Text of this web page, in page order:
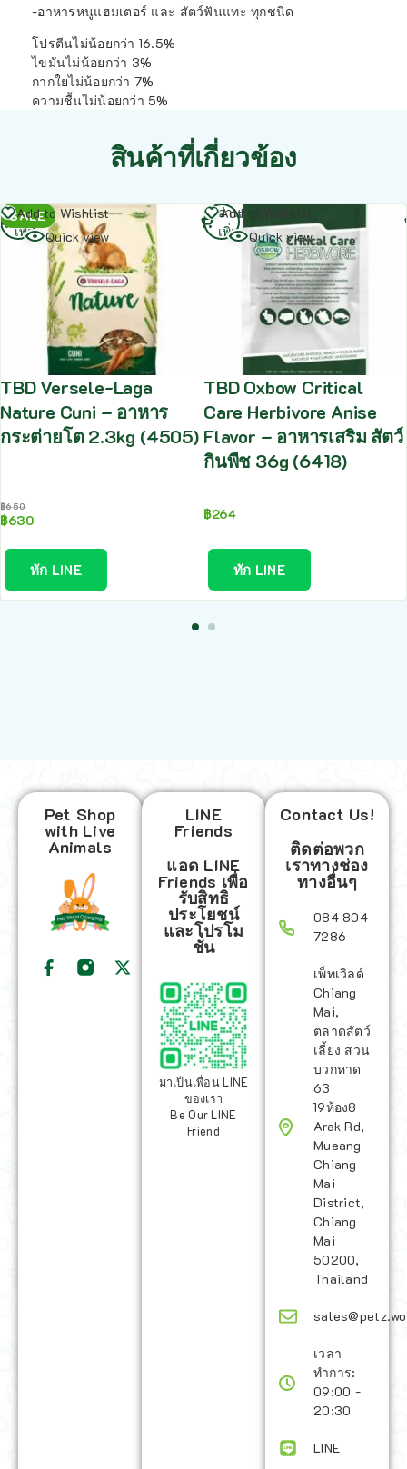
-อาหารหนูแฮมเตอร์ และ สัตว์ฟันแทะ ทุกชนิด
โปรตีนไม่น้อยกว่า 16.5%
ไขมันไม่น้อยกว่า 3%
กากใยไม่น้อยกว่า 7%
ความชื้นไม่น้อยกว่า 5%
สินค้าที่เกี่ยวข้อง
SALE
Add to Wishlist
Quick view
TBD Versele-Laga
Nature Cuni – อาหาร
กระต่ายโต 2.3kg (4505)
฿650
฿630
ทัก LINE
อ่าน
เพิ่ม
Add to Wishlist
Quick view
TBD Oxbow Critical
Care Herbivore Anise
Flavor – อาหารเสริม สัตว์
กินพืช 36g (6418)
฿264
ทัก LINE
อ่าน
เพิ่ม
Pet Shop
with Live
Animals
LINE
Friends
แอด LINE
Friends เพื่อ
รับสิทธิ
ประโยชน์
และโปรโม
ชั่น
มาเป็นเพื่อน LINE
ของเรา
Be Our LINE
Friend
Contact Us!
ติดต่อพวก
เราทางช่อง
ทางอื่นๆ
084 804
7286
เพ็ทเวิลด์
Chiang
Mai,
ตลาดสัตว์
เลี้ยง สวน
บวกหาด
63
19ห้อง8
Arak Rd,
Mueang
Chiang
Mai
District,
Chiang
Mai
50200,
Thailand
เวลา
ทำการ:
09:00 -
20:30
LINE